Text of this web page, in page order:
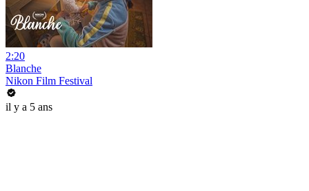
2:20
Blanche
Nikon Film Festival
il y a 5 ans